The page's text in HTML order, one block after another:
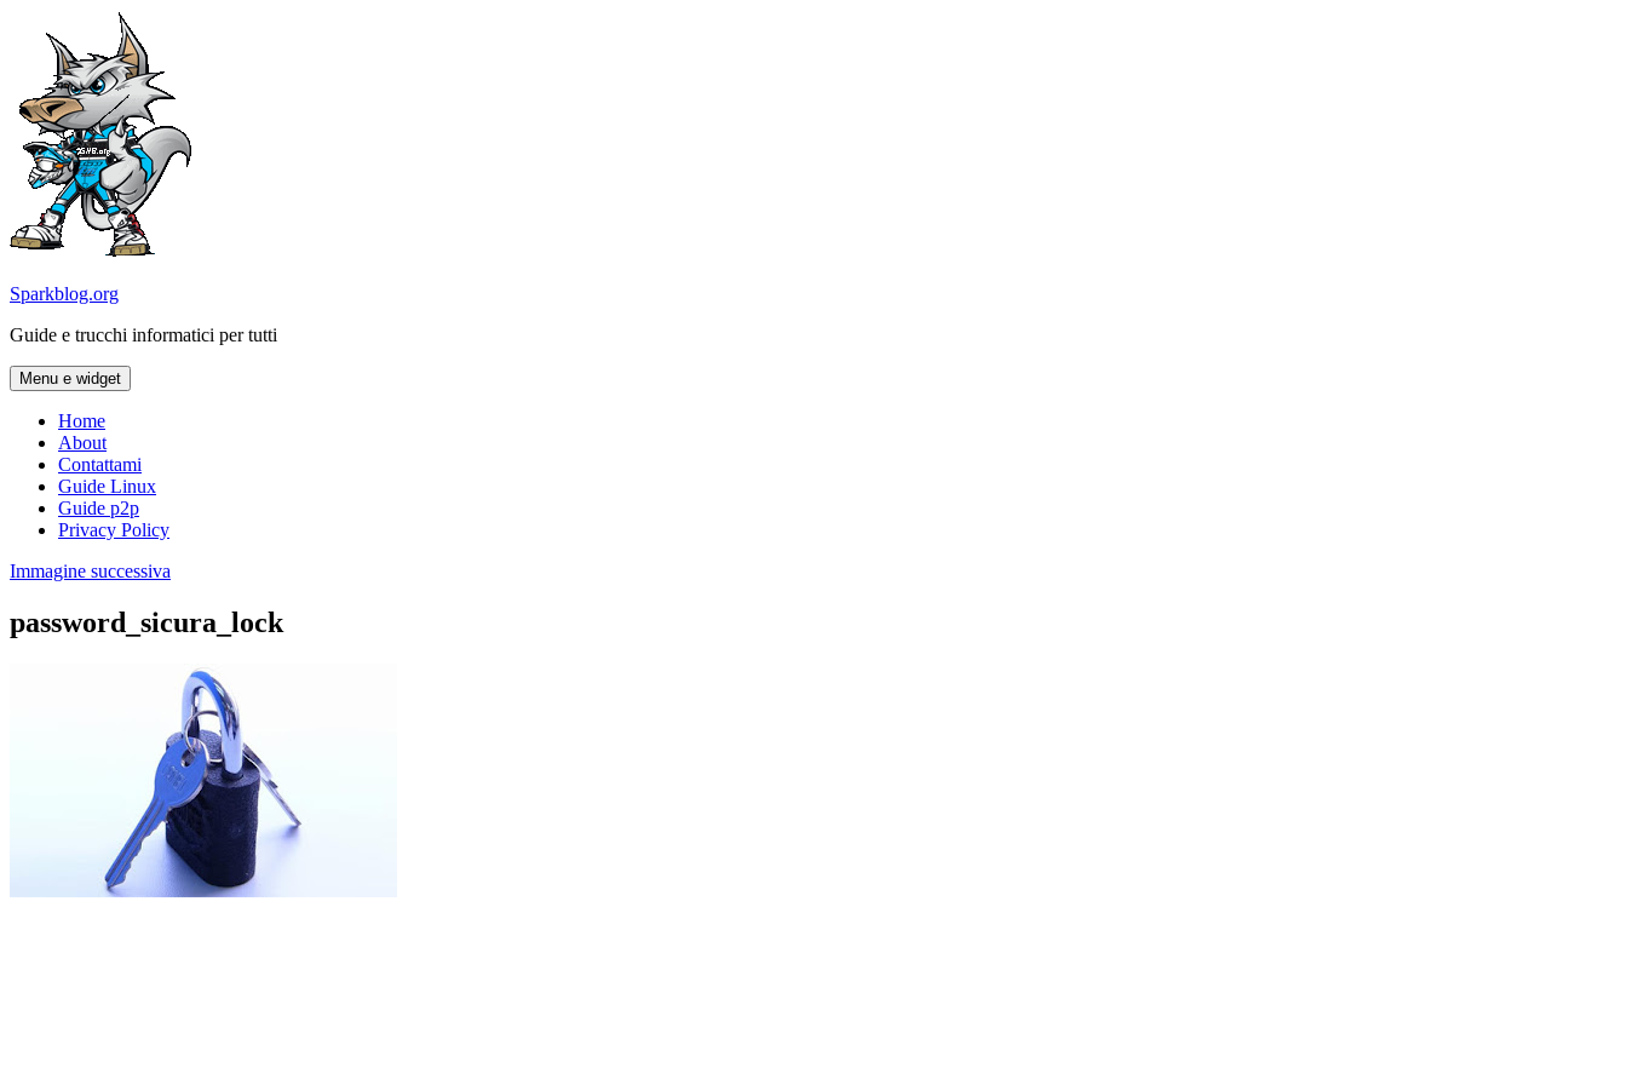
contenuto
Sparkblog.org
Guide e trucchi informatici per tutti
Menu e widget
Home
About
Contattami
Guide Linux
Guide p2p
Privacy Policy
Immagine successiva
password_sicura_lock